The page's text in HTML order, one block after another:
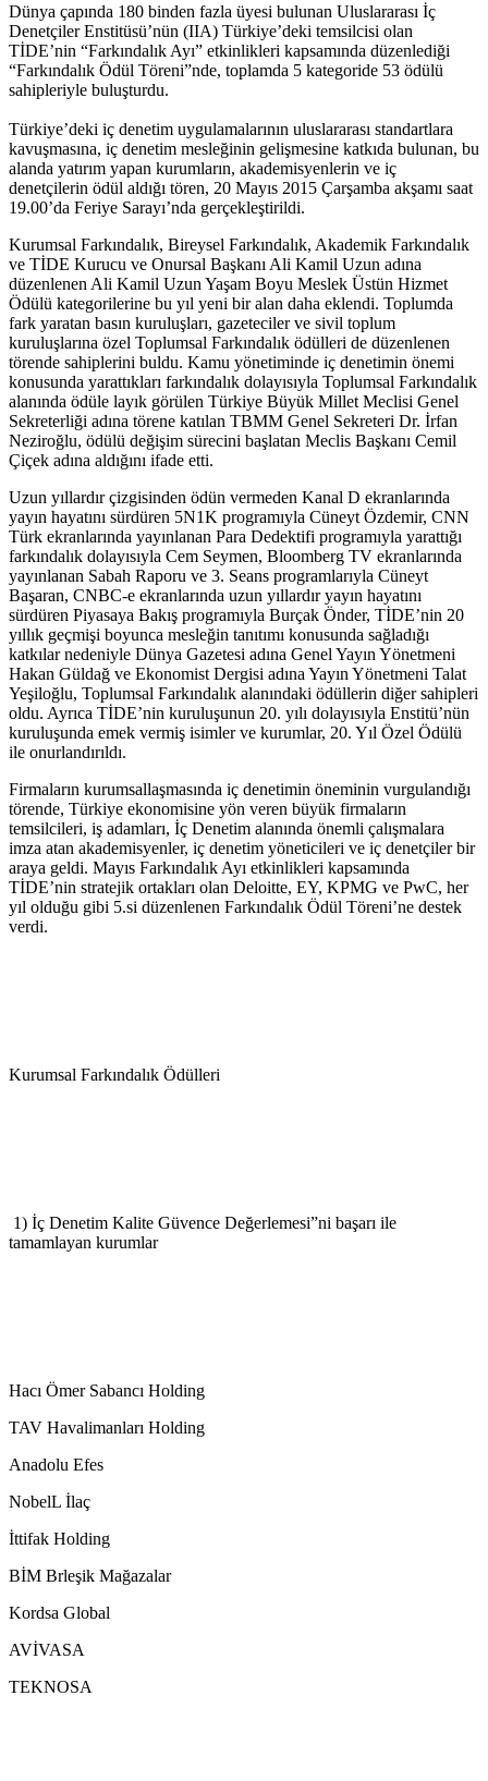
Dünya çapında 180 binden fazla üyesi bulunan Uluslararası İç
Denetçiler Enstitüsü’nün (IIA) Türkiye’deki temsilcisi olan
TİDE’nin “Farkındalık Ayı” etkinlikleri kapsamında düzenlediği
“Farkındalık Ödül Töreni”nde, toplamda 5 kategoride 53 ödülü
sahipleriyle buluşturdu.
Türkiye’deki iç denetim uygulamalarının uluslararası standartlara
kavuşmasına, iç denetim mesleğinin gelişmesine katkıda bulunan, bu
alanda yatırım yapan kurumların, akademisyenlerin ve iç
denetçilerin ödül aldığı tören, 20 Mayıs 2015 Çarşamba akşamı saat
19.00’da Feriye Sarayı’nda gerçekleştirildi.
Kurumsal Farkındalık, Bireysel Farkındalık, Akademik Farkındalık
ve TİDE Kurucu ve Onursal Başkanı Ali Kamil Uzun adına
düzenlenen Ali Kamil Uzun Yaşam Boyu Meslek Üstün Hizmet
Ödülü kategorilerine bu yıl yeni bir alan daha eklendi. Toplumda
fark yaratan basın kuruluşları, gazeteciler ve sivil toplum
kuruluşlarına özel Toplumsal Farkındalık ödülleri de düzenlenen
törende sahiplerini buldu. Kamu yönetiminde iç denetimin önemi
konusunda yarattıkları farkındalık dolayısıyla Toplumsal Farkındalık
alanında ödüle layık görülen Türkiye Büyük Millet Meclisi Genel
Sekreterliği adına törene katılan TBMM Genel Sekreteri Dr. İrfan
Neziroğlu, ödülü değişim sürecini başlatan Meclis Başkanı Cemil
Çiçek adına aldığını ifade etti.
Uzun yıllardır çizgisinden ödün vermeden Kanal D ekranlarında
yayın hayatını sürdüren 5N1K programıyla Cüneyt Özdemir, CNN
Türk ekranlarında yayınlanan Para Dedektifi programıyla yarattığı
farkındalık dolayısıyla Cem Seymen, Bloomberg TV ekranlarında
yayınlanan Sabah Raporu ve 3. Seans programlarıyla Cüneyt
Başaran, CNBC-e ekranlarında uzun yıllardır yayın hayatını
sürdüren Piyasaya Bakış programıyla Burçak Önder, TİDE’nin 20
yıllık geçmişi boyunca mesleğin tanıtımı konusunda sağladığı
katkılar nedeniyle Dünya Gazetesi adına Genel Yayın Yönetmeni
Hakan Güldağ ve Ekonomist Dergisi adına Yayın Yönetmeni Talat
Yeşiloğlu, Toplumsal Farkındalık alanındaki ödüllerin diğer sahipleri
oldu. Ayrıca TİDE’nin kuruluşunun 20. yılı dolayısıyla Enstitü’nün
kuruluşunda emek vermiş isimler ve kurumlar, 20. Yıl Özel Ödülü
ile onurlandırıldı.
Firmaların kurumsallaşmasında iç denetimin öneminin vurgulandığı
törende, Türkiye ekonomisine yön veren büyük firmaların
temsilcileri, iş adamları, İç Denetim alanında önemli çalışmalara
imza atan akademisyenler, iç denetim yöneticileri ve iç denetçiler bir
araya geldi. Mayıs Farkındalık Ayı etkinlikleri kapsamında
TİDE’nin stratejik ortakları olan Deloitte, EY, KPMG ve PwC, her
yıl olduğu gibi 5.si düzenlenen Farkındalık Ödül Töreni’ne destek
verdi.
Kurumsal Farkındalık Ödülleri
1) İç Denetim Kalite Güvence Değerlemesi”ni başarı ile
tamamlayan kurumlar
Hacı Ömer Sabancı Holding
TAV Havalimanları Holding
Anadolu Efes
NobelL İlaç
İttifak Holding
BİM Brleşik Mağazalar
Kordsa Global
AVİVASA
TEKNOSA